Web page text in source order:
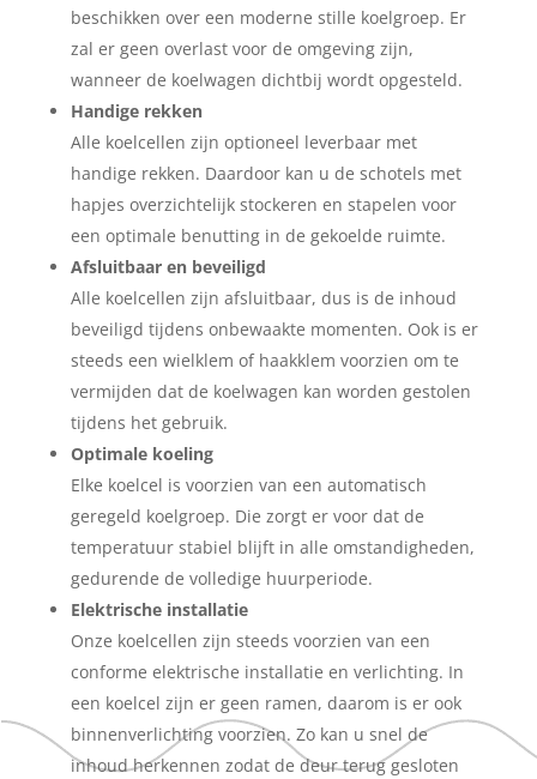
beschikken over een moderne stille koelgroep. Er
zal er geen overlast voor de omgeving zijn,
wanneer de koelwagen dichtbij wordt opgesteld.
Handige rekken
Alle koelcellen zijn optioneel leverbaar met
handige rekken. Daardoor kan u de schotels met
hapjes overzichtelijk stockeren en stapelen voor
een optimale benutting in de gekoelde ruimte.
Afsluitbaar en beveiligd
Alle koelcellen zijn afsluitbaar, dus is de inhoud
beveiligd tijdens onbewaakte momenten. Ook is er
steeds een wielklem of haakklem voorzien om te
vermijden dat de koelwagen kan worden gestolen
tijdens het gebruik.
Optimale koeling
Elke koelcel is voorzien van een automatisch
geregeld koelgroep. Die zorgt er voor dat de
temperatuur stabiel blijft in alle omstandigheden,
gedurende de volledige huurperiode.
Elektrische installatie
Onze koelcellen zijn steeds voorzien van een
conforme elektrische installatie en verlichting. In
een koelcel zijn er geen ramen, daarom is er ook
binnenverlichting voorzien. Zo kan u snel de
inhoud herkennen zodat de deur terug gesloten